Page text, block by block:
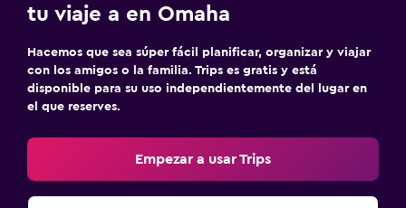
tu viaje a en Omaha
Hacemos que sea súper fácil planificar, organizar y viajar
con los amigos o la familia. Trips es gratis y está
disponible para su uso independientemente del lugar en
el que reserves.
Empezar a usar Trips